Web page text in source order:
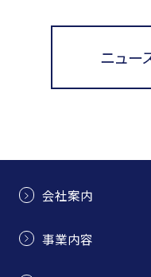
ニュー
会社案内
事業内容